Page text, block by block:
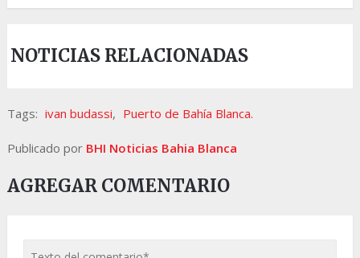
NOTICIAS RELACIONADAS
Tags: ivan budassi, Puerto de Bahía Blanca.
Publicado por BHI Noticias Bahia Blanca
AGREGAR COMENTARIO